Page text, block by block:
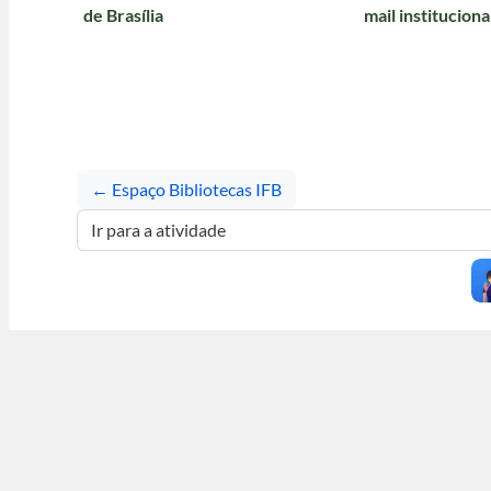
de Brasília
mail
← Espaço Bibliotecas IFB
Ir para a atividade